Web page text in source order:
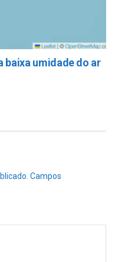
baixa umidade do ar
Campos